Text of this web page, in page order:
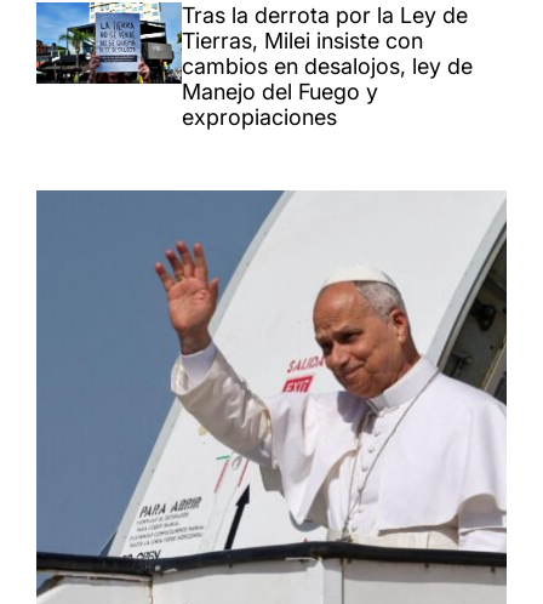
Tras la derrota por la Ley de
Tierras, Milei insiste con
cambios en desalojos, ley de
Manejo del Fuego y
expropiaciones